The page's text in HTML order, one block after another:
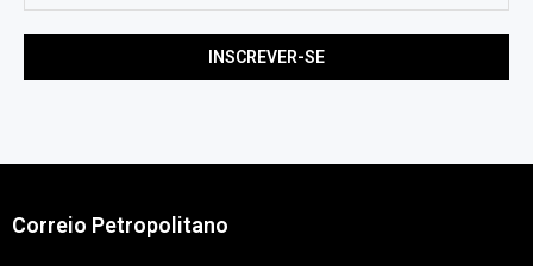
Correio Petropolitano